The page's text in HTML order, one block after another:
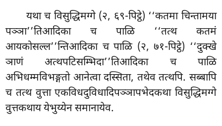
यथा च विसुद्धिमग्गे (२, ६९-पिट्ठे) ‘‘कतमा चिन्तामया
पञ्ञा’’तिआदिका च पाळि ‘‘तत्थ कतमं
आयकोसल्ल’’न्तिआदिका च पाळि (२, ७१-पिट्ठे) ‘‘दुक्खे
ञाणं अत्थपटिसम्भिदा’’तिआदिका च पाळि
अभिधम्मविभङ्गतो आनेत्वा दस्सिता, तथेव तत्थपि. सब्बापि
च तत्थ वुत्ता एकविधदुविधादिपञ्ञापभेदकथा विसुद्धिमग्गे
वुत्तकथाय येभुय्येन समानायेव.